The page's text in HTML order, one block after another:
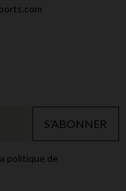
S’ABONNER
politique de